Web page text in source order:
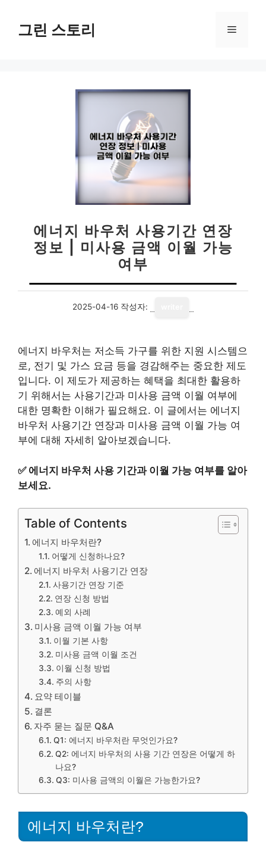
그린 스토리 메
에너지 바우처 사용기간 연장
정보 | 미사용 금액 이월 가능
여부
2025-04-16 작성자:
에너지 바우처는 저소득 가구를 위한 지원 시스템으
로, 전기 및 가스 요금 등을 경감해주는 중요한 제도
입니다. 이 제도가 제공하는 혜택을 최대한 활용하
기 위해서는 사용기간과 미사용 금액 이월 여부에
대한 명확한 이해가 필요해요. 이 글에서는 에너지
바우처 사용기간 연장과 미사용 금액 이월 가능 여
부에 대해 자세히 알아보겠습니다.
✅ 에너지 바우처 사용 기간과 이월 가능 여부를 알아
보세요.
Table of Contents
에너지 바우처란?
어떻게 신청하나요?
에너지 바우처 사용기간 연장
사용기간 연장 기준
연장 신청 방법
예외 사례
미사용 금액 이월 가능 여부
이월 기본 사항
미사용 금액 이월 조건
이월 신청 방법
주의 사항
요약 테이블
결론
자주 묻는 질문 Q&A
Q1: 에너지 바우처란 무엇인가요?
Q2: 에너지 바우처의 사용 기간 연장은 어떻게 하
나요?
Q3: 미사용 금액의 이월은 가능한가요?
에너지 바우처란?